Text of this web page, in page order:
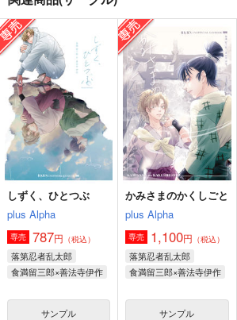
【六は】アクリルマー
カー
plus Alpha
472円（税込）
食満留三郎
サンプル
作品詳細
かみさまのかくしごと
plus Alpha
1,100円 （税込）
食満留三郎×善法寺伊作
サンプル
作品詳細
しずく、ひとつぶ
plus Alpha
専売 787円 （税込）
落第忍者乱太郎
食満留三郎×善法寺伊作
サンプル
かみさまのかくしごと
plus Alpha
専売 1,100円 （税込）
落第忍者乱太郎
食満留三郎×善法寺伊作
サンプル